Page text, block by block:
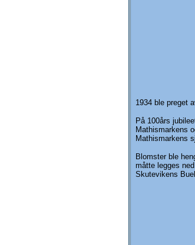
1934 ble preget
På 100års
Mathismarkens
Mathismarkens
Blomster ble
måtte legges
Skutevikens